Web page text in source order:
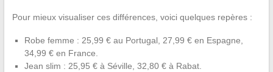
Pour mieux visualiser ces différences, voici quelques repères :
Robe femme : 25,99 € au Portugal, 27,99 € en Espagne,
34,99 € en France.
Jean slim : 25,95 € à Séville, 32,80 € à Rabat.